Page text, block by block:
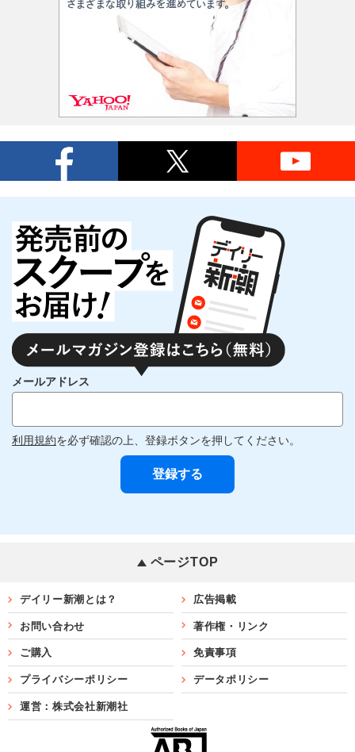
メールアドレス
利用規約を必ず確認の上、登録ボタンを押してください。
ページTOP
デイリー新潮とは？ 広告掲載
お問い合わせ 著作権・リンク
ご購入 免責事項
プライバシーポリシー データポリシー
運営：株式会社新潮社